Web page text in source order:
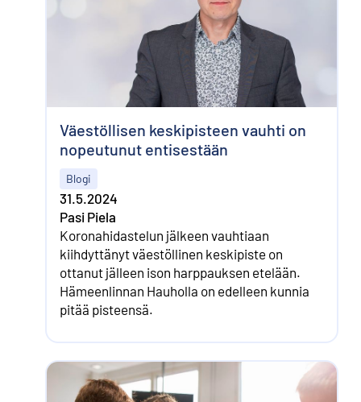
Väestöllisen keskipisteen vauhti on
nopeutunut entisestään
Blogi
31.5.2024
Pasi Piela
Koronahidastelun jälkeen vauhtiaan
kiihdyttänyt väestöllinen keskipiste on
ottanut jälleen ison harppauksen etelään.
Hämeenlinnan Hauholla on edelleen kunnia
pitää pisteensä.